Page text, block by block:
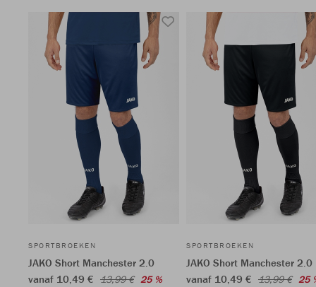
SPORTBROEKEN
JAKO Short Manchester 2.0
vanaf 10,49 € 13,99 € 25 %
SPORTBROEKEN
JAKO Short Manchester 2.0
vanaf 10,49 € 13,99 € 25